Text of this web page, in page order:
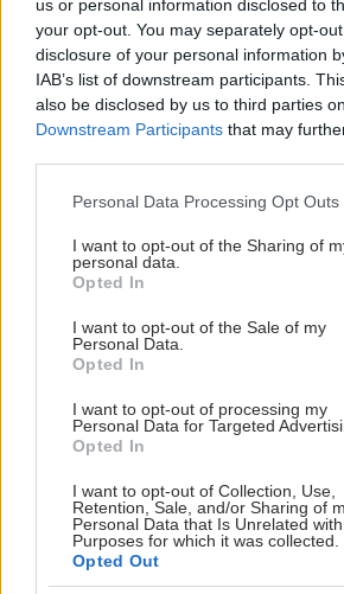
us or personal information disclosed to
your opt-out. You may separately opt-
disclosure of your personal information
IAB’s list of downstream participants.
also be disclosed by us to third parties
Downstream Participants that may
Please note that this website/app uses
not limited to your visit or usage
grant or deny consent to Google and its
use your data for below specified
consent section.
Personal Data Processing Opt Outs
I want to opt-out of the Sharing of
personal data.
Opted In
I want to opt-out of the Sale of my
Personal Data.
Opted In
I want to opt-out of processing my
Personal Data for Targeted
Opted In
I want to opt-out of Collection, Use,
Retention, Sale, and/or Sharing of
Personal Data that Is Unrelated
Purposes for which it was collected.
Opted Out
την
της
Το
ΗΠΑ: